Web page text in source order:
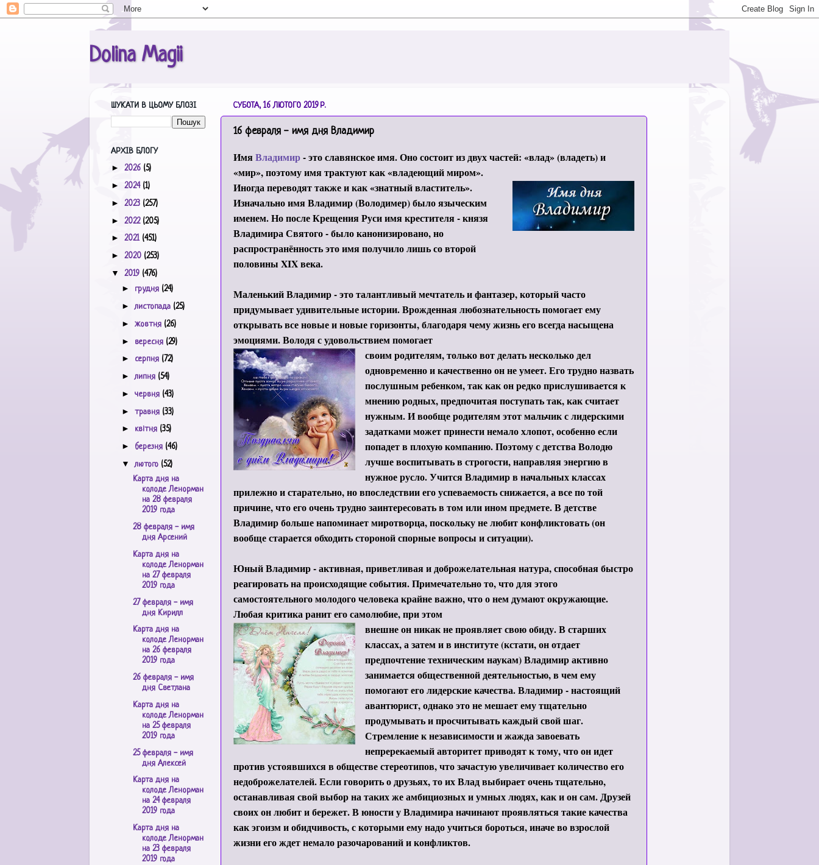
Dolina Magii
СУБОТА, 16 ЛЮТОГО 2019 Р.
16 февраля - имя дня Владимир
ИмяВладимир- это славянское имя. Оно состоит из двух частей: «влад» (владеть) и
«мир», поэтому имя трактуют как «владеющий миром».
Иногда переводят также и как «знатный властитель».
Изначально имя Владимир (Володимер) было языческим
именем. Но после Крещения Руси имя крестителя - князя
Владимира Святого - было канонизировано, но
распространённость это имя получило лишь со второй
половины XIX века.
Маленький Владимир - это талантливый мечтатель и фантазер, который часто
придумывает удивительные истории. Врожденная любознательность помогает ему
открывать все новые и новые горизонты, благодаря чему жизнь его всегда насыщена
эмоциями. Володя с удовольствием помогает
своим родителям, только вот делать несколько дел
одновременно и качественно он не умеет. Его трудно назвать
послушным ребенком, так как он редко прислушивается к
мнению родных, предпочитая поступать так, как считает
нужным. И вообще родителям этот мальчик с лидерскими
задатками может принести немало хлопот, особенно если
попадет в плохую компанию. Поэтому с детства Володю
лучше воспитывать в строгости, направляя энергию в
нужное русло. Учится Владимир в начальных классах
прилежно и старательно, но впоследствии его успеваемость снижается, а все по той
причине, что его очень трудно заинтересовать в том или ином предмете. В детстве
Владимир больше напоминает миротворца, поскольку не любит конфликтовать (он
вообще старается обходить стороной спорные вопросы и ситуации).
Юный Владимир - активная, приветливая и доброжелательная натура, способная быстро
реагировать на происходящие события. Примечательно то, что для этого
самостоятельного молодого человека крайне важно, что о нем думают окружающие.
Любая критика ранит его самолюбие, при этом
внешне он никак не проявляет свою обиду. В старших
классах, а затем и в институте (кстати, он отдает
предпочтение техническим наукам) Владимир активно
занимается общественной деятельностью, в чем ему
помогают его лидерские качества. Владимир - настоящий
авантюрист, однако это не мешает ему тщательно
продумывать и просчитывать каждый свой шаг.
Стремление к независимости и жажда завоевать
непререкаемый авторитет приводят к тому, что он идет
против устоявшихся в обществе стереотипов, что зачастую увеличивает количество его
недоброжелателей. Если говорить о друзьях, то их Влад выбирает очень тщательно,
останавливая свой выбор на таких же амбициозных и умных людях, как и он сам. Друзей
своих он любит и бережет. В юности у Владимира начинают проявляться такие качества
как эгоизм и обидчивость, с которыми ему надо учиться бороться, иначе во взрослой
жизни его ждет немало разочарований и конфликтов.
ШУКАТИ В ЦЬОМУ БЛОЗІ
АРХІВ БЛОГУ
► 2026 (5)
► 2024 (1)
► 2023 (257)
► 2022 (205)
► 2021 (451)
► 2020 (253)
▼ 2019 (476)
► грудня (24)
►листопада (25)
►жовтня (26)
► вересня (29)
► серпня (72)
►липня (54)
►червня (43)
►травня (33)
► квітня (35)
► березня (46)
▼лютого (52)
Карта дня на
колоде Ленорман
на 28 февраля
2019 года
28 февраля - имя
дня Арсений
Карта дня на
колоде Ленорман
на 27 февраля
2019 года
27 февраля - имя
дня Кирилл
Карта дня на
колоде Ленорман
на 26 февраля
2019 года
26 февраля - имя
дня Светлана
Карта дня на
колоде Ленорман
на 25 февраля
2019 года
25 февраля - имя
дня Алексей
Карта дня на
колоде Ленорман
на 24 февраля
2019 года
Карта дня на
колоде Ленорман
на 23 февраля
2019 года